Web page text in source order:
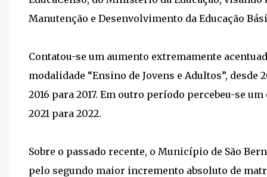
Manutenção e Desenvolvimento da Educação
Contatou-se um aumento extremamente
modalidade “Ensino de Jovens e Adultos”, desde
2016 para 2017. Em outro período percebeu-se
2021 para 2022.
Sobre o passado recente, o Município de São
pelo segundo maior incremento absoluto de